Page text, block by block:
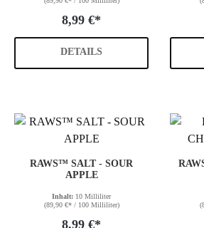
8,99 €*
DETAILS
RAWS™ SALT - SOUR
APPLE
Inhalt: 10 Milliliter
(89,90 €* / 100 Milliliter)
8,99 €*